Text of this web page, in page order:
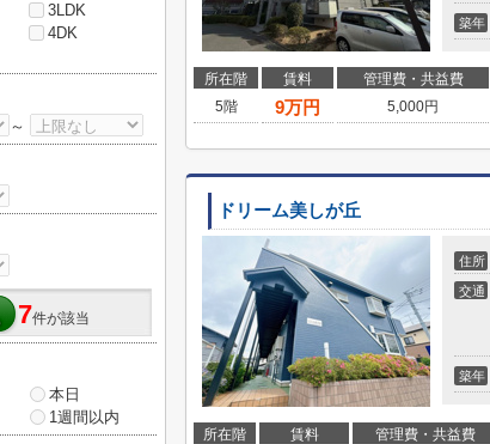
築年
所在階 賃料 管理費・共益費
5階
9万円 5,000円
ドリーム美しが丘
住所
交通
築年
所在階 賃料 管理費・共益費
3LDK
4DK
～
7件が該当
本日
1週間以内